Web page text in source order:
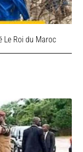
Le Roi du Maroc